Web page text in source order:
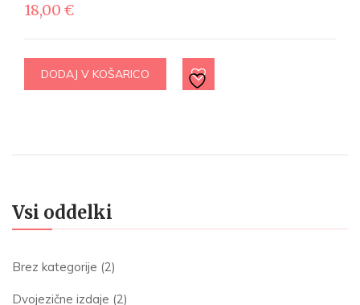
Vsi oddelki
Brez kategorije (2)
Dvojezične izdaje (2)
18,00 €
DODAJ V KOŠARICO